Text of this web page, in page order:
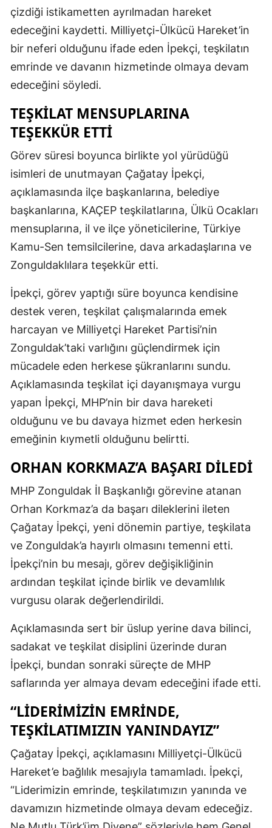
çizdiği istikametten ayrılmadan hareket
edeceğini kaydetti. Milliyetçi-Ülkücü Hareket’in
bir neferi olduğunu ifade eden İpekçi, teşkilatın
emrinde ve davanın hizmetinde olmaya devam
edeceğini söyledi.
TEŞKİLAT MENSUPLARINA
TEŞEKKÜR ETTİ
Görev süresi boyunca birlikte yol yürüdüğü
isimleri de unutmayan Çağatay İpekçi,
açıklamasında ilçe başkanlarına, belediye
başkanlarına, KAÇEP teşkilatlarına, Ülkü Ocakları
mensuplarına, il ve ilçe yöneticilerine, Türkiye
Kamu-Sen temsilcilerine, dava arkadaşlarına ve
Zonguldaklılara teşekkür etti.
İpekçi, görev yaptığı süre boyunca kendisine
destek veren, teşkilat çalışmalarında emek
harcayan ve Milliyetçi Hareket Partisi’nin
Zonguldak’taki varlığını güçlendirmek için
mücadele eden herkese şükranlarını sundu.
Açıklamasında teşkilat içi dayanışmaya vurgu
yapan İpekçi, MHP’nin bir dava hareketi
olduğunu ve bu davaya hizmet eden herkesin
emeğinin kıymetli olduğunu belirtti.
ORHAN KORKMAZ’A BAŞARI DİLEDİ
MHP Zonguldak İl Başkanlığı görevine atanan
Orhan Korkmaz’a da başarı dileklerini ileten
Çağatay İpekçi, yeni dönemin partiye, teşkilata
ve Zonguldak’a hayırlı olmasını temenni etti.
İpekçi’nin bu mesajı, görev değişikliğinin
ardından teşkilat içinde birlik ve devamlılık
vurgusu olarak değerlendirildi.
Açıklamasında sert bir üslup yerine dava bilinci,
sadakat ve teşkilat disiplini üzerinde duran
İpekçi, bundan sonraki süreçte de MHP
saflarında yer almaya devam edeceğini ifade etti.
“LİDERİMİZİN EMRİNDE,
TEŞKİLATIMIZIN YANINDAYIZ”
Çağatay İpekçi, açıklamasını Milliyetçi-Ülkücü
Hareket’e bağlılık mesajıyla tamamladı. İpekçi,
“Liderimizin emrinde, teşkilatımızın yanında ve
davamızın hizmetinde olmaya devam edeceğiz.